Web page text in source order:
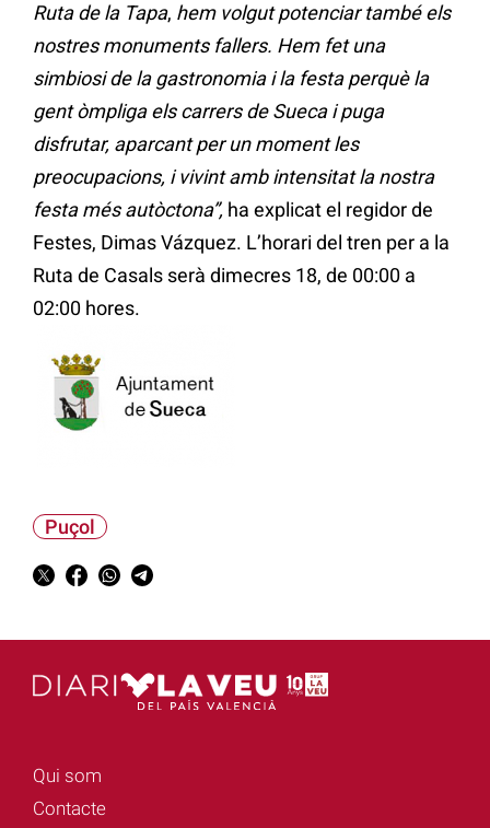
Ruta de la Tapa, hem volgut potenciar també els
nostres monuments fallers. Hem fet una
simbiosi de la gastronomia i la festa perquè la
gent òmpliga els carrers de Sueca i puga
disfrutar, aparcant per un moment les
preocupacions, i vivint amb intensitat la nostra
festa més autòctona”, ha explicat el regidor de
Festes, Dimas Vázquez. L’horari del tren per a la
Ruta de Casals serà dimecres 18, de 00:00 a
02:00 hores.
Puçol
Qui som
Contacte